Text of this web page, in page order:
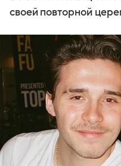
своей повторной